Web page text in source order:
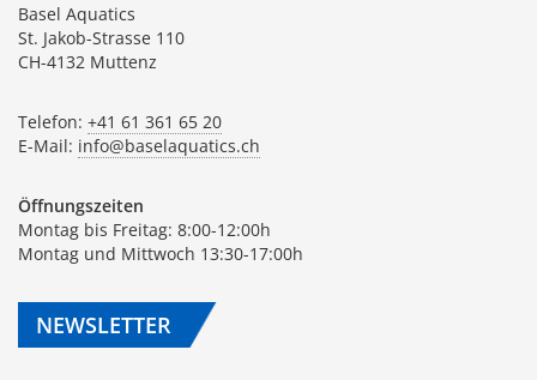
Basel Aquatics
St. Jakob-Strasse 110
CH-4132 Muttenz
Telefon: +41 61 361 65 20
E-Mail: info@baselaquatics.ch
Öffnungszeiten
Montag bis Freitag: 8:00-12:00h
Montag und Mittwoch 13:30-17:00h
NEWSLETTER